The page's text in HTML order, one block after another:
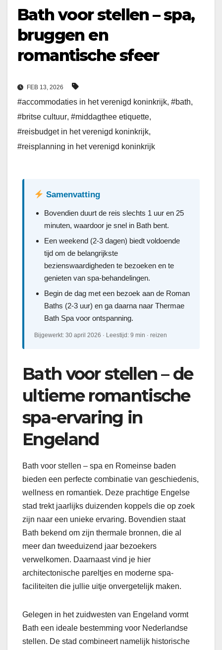
Bath voor stellen – spa,
bruggen en
romantische sfeer
FEB 13, 2026
#accommodaties in het verenigd koninkrijk, #bath,
#britse cultuur, #middagthee etiquette,
#reisbudget in het verenigd koninkrijk,
#reisplanning in het verenigd koninkrijk
Samenvatting
Bovendien duurt de reis slechts 1 uur en 25
minuten, waardoor je snel in Bath bent.
Een weekend (2-3 dagen) biedt voldoende
tijd om de belangrijkste
bezienswaardigheden te bezoeken en te
genieten van spa-behandelingen.
Begin de dag met een bezoek aan de Roman
Baths (2-3 uur) en ga daarna naar Thermae
Bath Spa voor ontspanning.
Bijgewerkt: 30 april 2026 · Leestijd: 9 min · reizen
Bath voor stellen – de
ultieme romantische
spa-ervaring in
Engeland
Bath voor stellen – spa en Romeinse baden
bieden een perfecte combinatie van geschiedenis,
wellness en romantiek. Deze prachtige Engelse
stad trekt jaarlijks duizenden koppels die op zoek
zijn naar een unieke ervaring. Bovendien staat
Bath bekend om zijn thermale bronnen, die al
meer dan tweeduizend jaar bezoekers
verwelkomen. Daarnaast vind je hier
architectonische pareltjes en moderne spa-
faciliteiten die jullie uitje onvergetelijk maken.
Gelegen in het zuidwesten van Engeland vormt
Bath een ideale bestemming voor Nederlandse
stellen. De stad combineert namelijk historische